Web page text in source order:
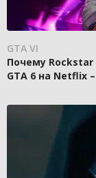
GTA VI
Почему
GTA 6 на Netflix